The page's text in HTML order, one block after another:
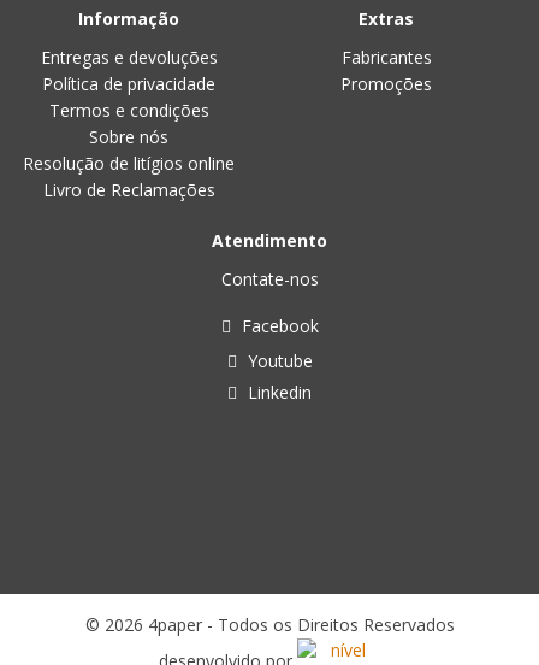
Informação
Entregas e devoluções
Política de privacidade
Termos e condições
Sobre nós
Resolução de litígios online
Livro de Reclamações
Extras
Fabricantes
Promoções
Atendimento
Contate-nos
Facebook
Youtube
Linkedin
© 2026 4paper - Todos os Direitos Reservados